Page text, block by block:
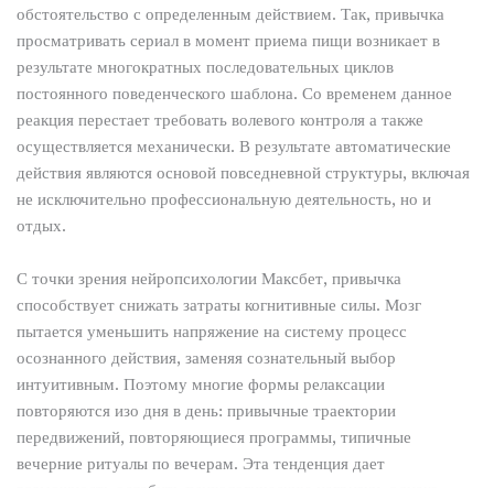
обстоятельство с определенным действием. Так, привычка
просматривать сериал в момент приема пищи возникает в
результате многократных последовательных циклов
постоянного поведенческого шаблона. Со временем данное
реакция перестает требовать волевого контроля а также
осуществляется механически. В результате автоматические
действия являются основой повседневной структуры, включая
не исключительно профессиональную деятельность, но и
отдых.
С точки зрения нейропсихологии Максбет, привычка
способствует снижать затраты когнитивные силы. Мозг
пытается уменьшить напряжение на систему процесс
осознанного действия, заменяя сознательный выбор
интуитивным. Поэтому многие формы релаксации
повторяются изо дня в день: привычные траектории
передвижений, повторяющиеся программы, типичные
вечерние ритуалы по вечерам. Эта тенденция дает